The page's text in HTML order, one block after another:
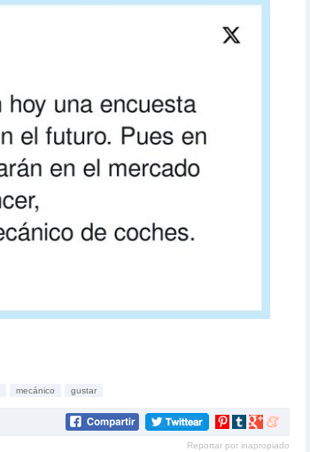
mecánico gustar
Compartir
Pinterest
Compartir
tumblr
Compartir
Google+
Compartir
meneame
Reportar por inapropiado